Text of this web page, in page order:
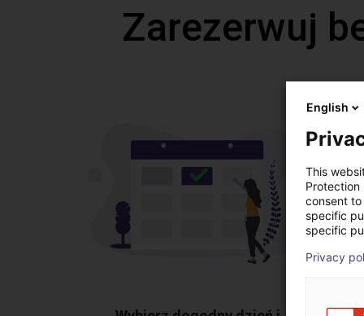
Zarezerwuj
English
This
Protection
consent
specific
specific
Privacy